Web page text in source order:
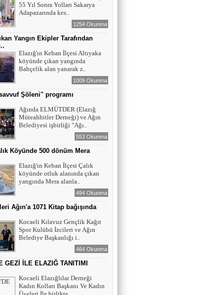
GAZETECİ-YAZAR
RZAYEVA
Rahmanzadeh - Azerbaycan'ın İlk
Kadın Ressamı
- AV. ALİ DEMİR
KARARI
ŞAİR MİRAÇ DOĞAN
Işık İnsanları
YAZAR TUNER
İNSANLARIN ENGELLİ
FAZLA BAKMAK
- YAZAR : MİDRAN YOKUŞ
TAŞLAR - 8
55 Yıl Sonra Yolları Sakarya
Adapazarında kes..
1254 Okunma
Yangın Ekipler Tarafından
Elazığ'ın Keban İlçesi Altıyaka
köyünde çıkan yangında
Bahçelik alan yanarak z..
1009 Okunma
Şöleni" programı
Ağında ELMÜTDER (Elazığ
Müteahhitler Derneği) ve Ağın
Belediyesi işbirliği "Ağı..
553 Okunma
Köyünde 500 dönüm Mera
Elazığ'ın Keban İlçesi Çalık
köyünde otluk alanında çıkan
yangında Mera alanla..
494 Okunma
Ağın'a 1071 Kitap bağışında
Kocaeli Kılavuz Gençlik Kağıt
Spor Kulübü İzcileri ve Ağın
Belediye Başkanlığı i..
464 Okunma
GEZİ İLE ELAZIĞ TANITIMI
Kocaeli Elazığlılar Derneği
Kadın Kolları Başkanı Ve Kadın